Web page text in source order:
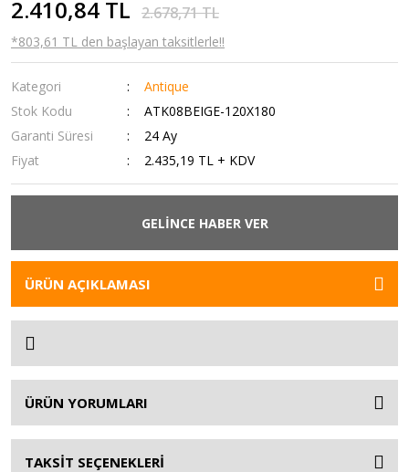
2.410,84 TL 2.678,71 TL
*803,61 TL den başlayan taksitlerle!!
Kategori
Antique
Stok Kodu
ATK08BEIGE-120X180
Garanti Süresi
24 Ay
Fiyat
2.435,19 TL + KDV
GELİNCE HABER VER
ÜRÜN AÇIKLAMASI
ÜRÜN YORUMLARI
TAKSİT SEÇENEKLERİ